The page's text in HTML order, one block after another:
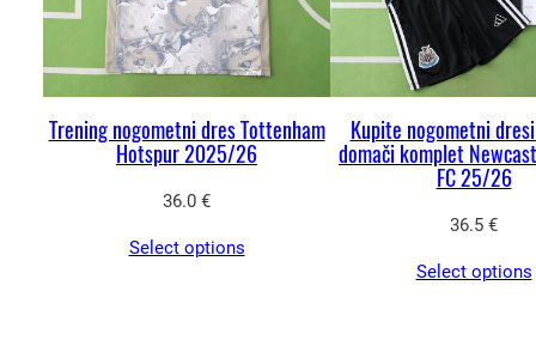
Trening nogometni dres Tottenham
Hotspur 2025/26
36.0 €
Select options
Kupite nogometni
domači komplet
FC 25/26
36.5 €
Select options